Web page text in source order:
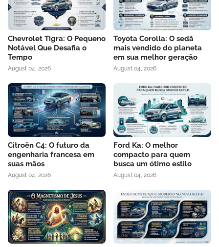
Chevrolet Tigra: O Pequeno
Notável Que Desafia o
Tempo
August 04, 2026
Toyota Corolla: O sedã
mais vendido do planeta
em sua melhor geração
August 04, 2026
Citroën C4: O futuro da
engenharia francesa em
suas mãos
August 04, 2026
Ford Ka: O melhor
compacto para quem
busca um ótimo estilo
August 04, 2026